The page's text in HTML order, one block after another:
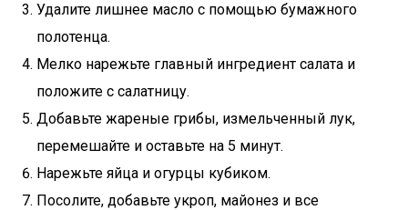
Удалите лишнее масло с помощью бумажного
полотенца.
Мелко нарежьте главный ингредиент салата и
положите с салатницу.
Добавьте жареные грибы, измельченный лук,
перемешайте и оставьте на 5 минут.
Нарежьте яйца и огурцы кубиком.
Посолите, добавьте укроп, майонез и все